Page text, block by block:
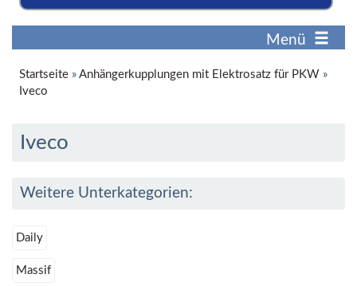
Menü
Startseite » Anhängerkupplungen mit Elektrosatz für PKW »
Iveco
Iveco
Weitere Unterkategorien:
Daily
Massif